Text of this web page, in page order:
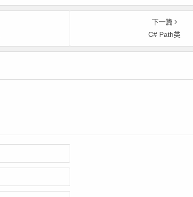
下一篇
C# Path类